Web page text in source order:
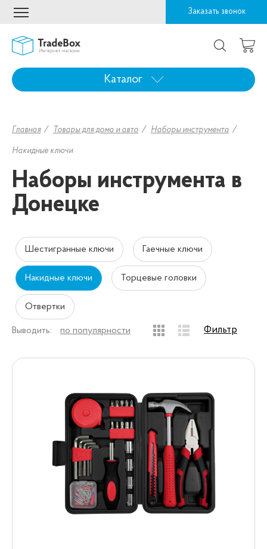
Заказать звонок
Каталог
Главная Товары для дома и авто Наборы инструмента
Накидные ключи
Наборы инструмента в
Донецке
Шестигранные ключи Гаечные ключи
Накидные ключи Торцевые головки
Отвертки
Выводить: по популярности Фильтр